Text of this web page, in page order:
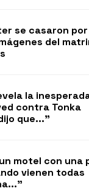
se casaron por
del
la
contra Tonka
que..."
motel con una
vienen todas